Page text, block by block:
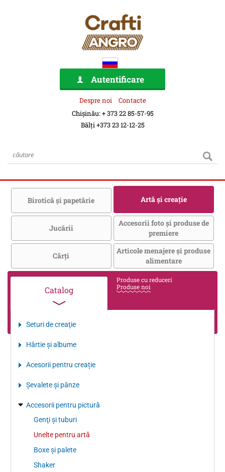
Autentificare
Despre noi
Contacte
Chișinău: + 373 22 85-57-95
Bălți +373 23 12-12-25
Birotică şi papetărie Artă şi creaţie
Jucării
Accesorii foto şi produse de
premiere
Cărţi
Articole menajere și produse
alimentare
Catalog
Produse cu reduceri
Produse noi
Seturi de creaţie
Hârtie şi albume
Acesorii pentru creație
Şevalete şi pânze
Accesorii pentru pictură
Genţi şi tuburi
Unelte pentru artă
Boxe şi palete
Shaker